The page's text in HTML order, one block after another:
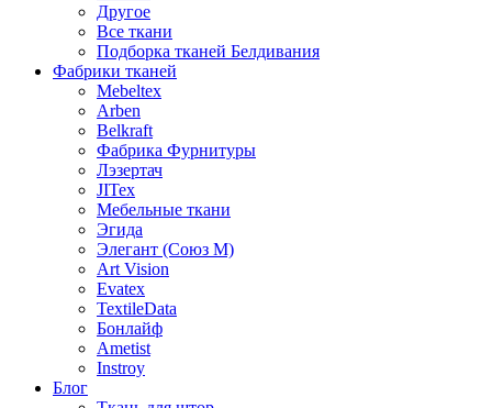
Другое
Все ткани
Подборка тканей Белдивания
Фабрики тканей
Mebeltex
Arben
Belkraft
Фабрика Фурнитуры
Лэзертач
JITex
Мебельные ткани
Эгида
Элегант (Союз М)
Art Vision
Evatex
TextileData
Бонлайф
Ametist
Instroy
Блог